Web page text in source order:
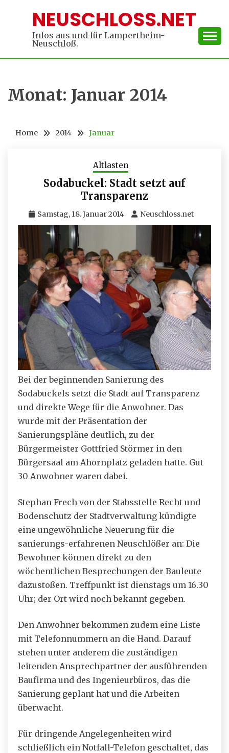
NEUSCHLOSS.NET
Infos aus und für Lampertheim-
Neuschloß.
Monat: Januar 2014
Home 2014 Januar
Altlasten
Sodabuckel: Stadt setzt auf
Transparenz
Samstag, 18. Januar 2014 Neuschloss.net
Bei der beginnenden Sanierung des
Sodabuckels setzt die Stadt auf Transparenz
und direkte Wege für die Anwohner. Das
wurde mit der Präsentation der
Sanierungspläne deutlich, zu der
Bürgermeister Gottfried Störmer in den
Bürgersaal am Ahornplatz geladen hatte. Gut
30 Anwohner waren dabei.
Stephan Frech von der Stabsstelle Recht und
Bodenschutz der Stadtverwaltung kündigte
eine ungewöhnliche Neuerung für die
sanierungs-erfahrenen Neuschlößer an: Die
Bewohner können direkt zu den
wöchentlichen Besprechungen der Bauleute
dazustoßen. Treffpunkt ist dienstags um 16.30
Uhr; der Ort wird noch bekannt gegeben.
Den Anwohner bekommen zudem eine Liste
mit Telefonnummern an die Hand. Darauf
stehen unter anderem die zuständigen
leitenden Ansprechpartner der ausführenden
Baufirma und des Ingenieurbüros, das die
Sanierung geplant hat und die Arbeiten
überwacht.
Für dringende Angelegenheiten wird
schließlich ein Notfall-Telefon geschaltet, das